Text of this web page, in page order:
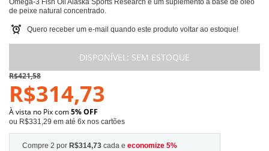
de peixe natural concentrado.
Quero receber um e-mail quando este produto voltar ao estoque!
DISPONÍVEL: SEM ESTOQUE
R$421,58
R$314,73
À vista no Pix com5% OFF
ou R$331,29 em até 6x nos cartões
Compre 2 por R$314,73 cada e economize 5%